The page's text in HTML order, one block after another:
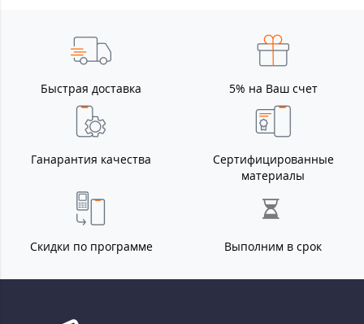
Быстрая доставка 5% на Ваш счет
Ганарантия качества
Сертифицированные
материалы
Скидки по программе Выполним в срок